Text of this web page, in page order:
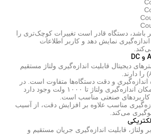
باشد، دستگاه قادر است تغییرات کوچک‌تری را
نمایش دهد و کاربر اطلاعات
دیجیتال قابلیت اندازه‌گیری ولتاژ مستقیم
اندازه‌گیری و دقت دستگاه‌ها متفاوت است. در
مدل‌های حرفه‌ای امکان اندازه‌گیری ولتاژ تا ۱۰۰۰ ولت وجود دارد
کاربردهای صنعتی مناسب است.
مناسب علاوه بر افزایش دقت، از آسیب
می‌کند.
ولتاژ، قابلیت اندازه‌گیری جریان مستقیم و